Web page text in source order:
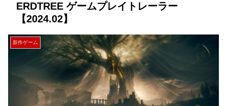
ERDTREE ゲームプレイトレーラー
【2024.02】
新作ゲーム